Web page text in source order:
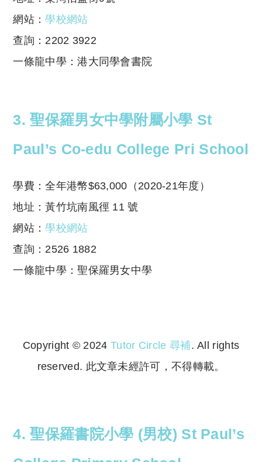
網站：學校網站
查詢：2202 3922
一條龍中學：港大同學會書院
3. 聖保羅男女中學附屬小學 St
Paul’s Co-edu College Pri School
學費：全年港幣$63,000（2020-21年度）
地址：黃竹坑南風徑 11 號
網站：學校網站
查詢：2526 1882
一條龍中學：聖保羅男女中學
Copyright © 2024 Tutor Circle 尋補. All rights
reserved. 此文章未經許可，不得轉載。
4. 聖保羅書院小學 (男校) St Paul’s